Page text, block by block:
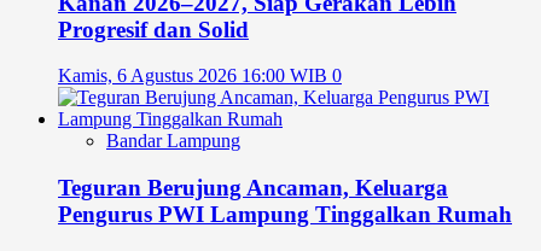
Progresif dan Solid
Kamis, 6 Agustus 2026 16:00 WIB 0
Bandar Lampung
Teguran Berujung Ancaman, Keluarga
Pengurus PWI Lampung Tinggalkan Rumah